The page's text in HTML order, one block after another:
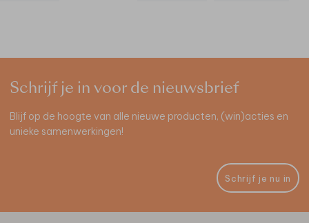
Schrijf je in voor de nieuwsbrief
Blijf op de hoogte van alle nieuwe producten, (win)acties en
unieke samenwerkingen!
Schrijf je nu in